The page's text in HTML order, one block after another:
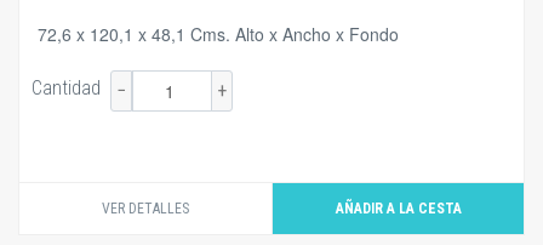
72,6 x 120,1 x 48,1 Cms. Alto x Ancho x Fondo
Cantidad − +
VER DETALLES